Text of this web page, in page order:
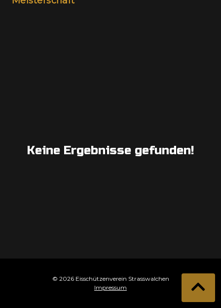
Keine Ergebnisse gefunden!
© 2026 Eisschützenverein Strasswalchen
Impressum